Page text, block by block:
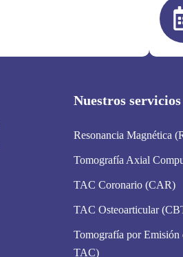
Nuestros servicios
Resonancia Magnética
Tomografía Axial
TAC Coronario (CAR)
TAC Osteoarticular
Tomografía por Emisión
TAC)